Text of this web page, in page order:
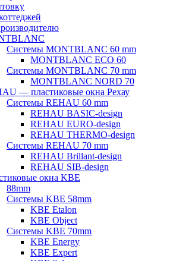
Системы MONTBLANC 60 mm
MONTBLANC ECO 60
Системы MONTBLANC 70 mm
MONTBLANC NORD 70
— пластиковые окна Рехау
Системы REHAU 60 mm
REHAU BASIC-design
REHAU EURO-design
REHAU THERMO-design
Системы REHAU 70 mm
REHAU Brillant-design
REHAU SIB-design
окна KBE
88mm
Системы KBE 58mm
KBE Etalon
KBE Object
Системы KBE 70mm
KBE Energy
KBE Expert